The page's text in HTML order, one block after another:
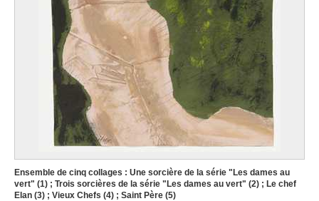
Ensemble de cinq collages : Une sorcière de la série "Les dames au
vert" (1) ; Trois sorcières de la série "Les dames au vert" (2) ; Le chef
Elan (3) ; Vieux Chefs (4) ; Saint Père (5)